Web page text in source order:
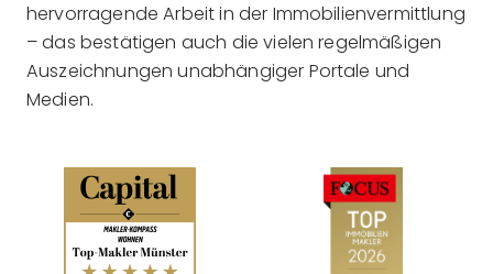
hervorragende Arbeit in der Immobilienvermittlung
– das bestätigen auch die vielen regelmäßigen
Auszeichnungen unabhängiger Portale und
Medien.